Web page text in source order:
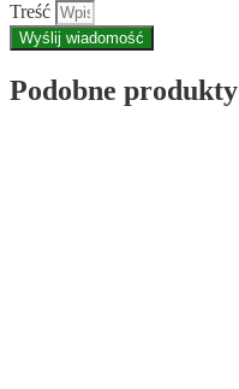
Treść
Wyślij wiadomość
Podobne produkty